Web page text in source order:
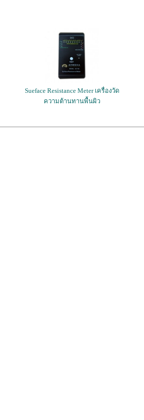
Sueface Resistance Meter เครื่องวัด
ความต้านทานพื้นผิว